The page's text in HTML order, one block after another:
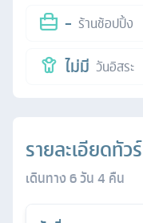
- ร้านช้อปปิ้ง
ไม่มี วันอิสระ
รายละเอียดทัวร์
เดินทาง6วัน4 คืน